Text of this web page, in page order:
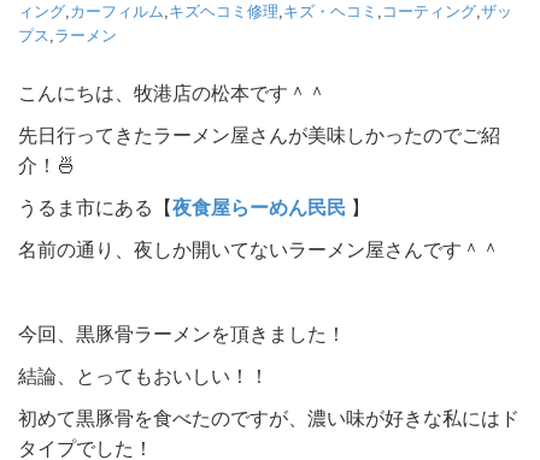
ィング カーフィルム キズヘコミ修理 キズ・ヘコミ コーティング ザッ
プス ラーメン
こんにちは、牧港店の松本です＾＾
先日行ってきたラーメン屋さんが美味しかったのでご紹
介！🍜
うるま市にある【夜食屋らーめん民民 】
名前の通り、夜しか開いてないラーメン屋さんです＾＾
今回、黒豚骨ラーメンを頂きました！
結論、とってもおいしい！！
初めて黒豚骨を食べたのですが、濃い味が好きな私にはド
タイプでした！